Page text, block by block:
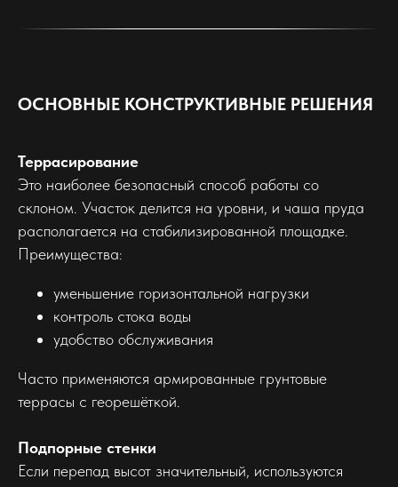
ОСНОВНЫЕ КОНСТРУКТИВНЫЕ РЕШЕНИЯ
Террасирование
Это наиболее безопасный способ работы со
склоном. Участок делится на уровни, и чаша пруда
располагается на стабилизированной площадке.
Преимущества:
уменьшение горизонтальной нагрузки
контроль стока воды
удобство обслуживания
Часто применяются армированные грунтовые
террасы с георешёткой.
Подпорные стенки
Если перепад высот значительный, используются